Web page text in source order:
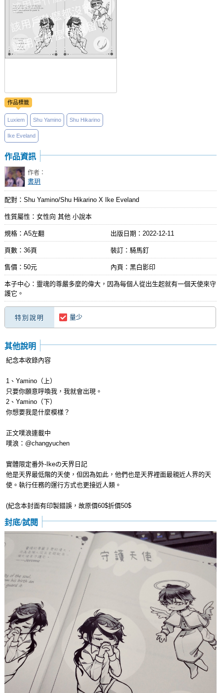
作品標籤
Luxiem Shu Yamino Shu Hikarino
Ike Eveland
作品資訊
作者：
書玥
配對：Shu Yamino/Shu Hikarino X Ike Eveland
性質屬性：女性向 其他 小說本
規格：A5左翻 出版日期： 2022-12-11
頁數：36頁 裝訂：騎馬釘
售價：50元 內頁：黑白影印
本子中心：靈魂的尊嚴多麼的偉大，因為每個人從出生起就有一個天使來守
護它。
特別說明 量少
其他說明
紀念本收錄內容
1、Yamino（上）
只要你願意呼喚我，我就會出現。
2、Yamino（下）
你想要我是什麼模樣？
正文噗浪連載中
噗浪：@changyuchen
實體限定番外-Ikeの天界日記
他是天界最低階的天使，但因為如此，他們也是天界裡面最親近人界的天
使。執行任務的運行方式也更接近人類。
(紀念本封面有印製錯誤，故原價60$折價50$
封底/試閱